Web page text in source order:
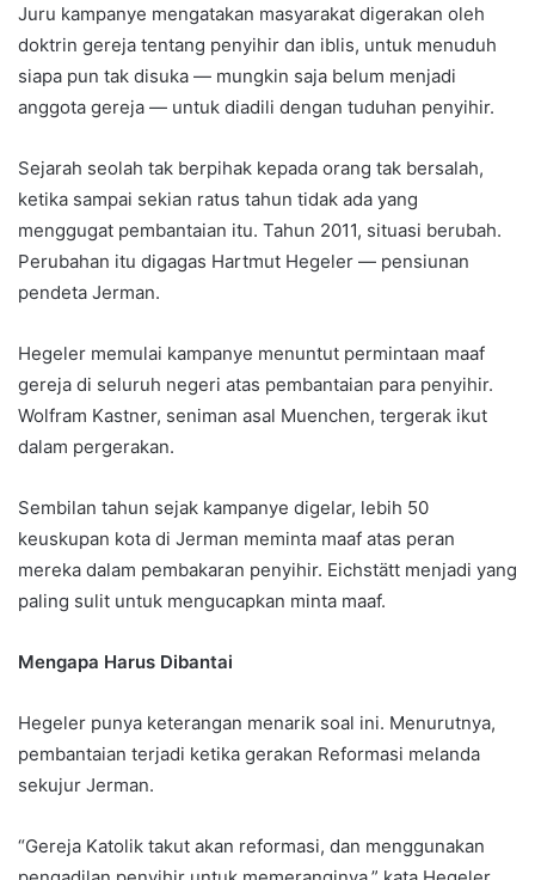
Juru kampanye mengatakan masyarakat digerakan oleh
doktrin gereja tentang penyihir dan iblis, untuk menuduh
siapa pun tak disuka — mungkin saja belum menjadi
anggota gereja — untuk diadili dengan tuduhan penyihir.
Sejarah seolah tak berpihak kepada orang tak bersalah,
ketika sampai sekian ratus tahun tidak ada yang
menggugat pembantaian itu. Tahun 2011, situasi berubah.
Perubahan itu digagas Hartmut Hegeler — pensiunan
pendeta Jerman.
Hegeler memulai kampanye menuntut permintaan maaf
gereja di seluruh negeri atas pembantaian para penyihir.
Wolfram Kastner, seniman asal Muenchen, tergerak ikut
dalam pergerakan.
Sembilan tahun sejak kampanye digelar, lebih 50
keuskupan kota di Jerman meminta maaf atas peran
mereka dalam pembakaran penyihir. Eichstätt menjadi yang
paling sulit untuk mengucapkan minta maaf.
Mengapa Harus Dibantai
Hegeler punya keterangan menarik soal ini. Menurutnya,
pembantaian terjadi ketika gerakan Reformasi melanda
sekujur Jerman.
“Gereja Katolik takut akan reformasi, dan menggunakan